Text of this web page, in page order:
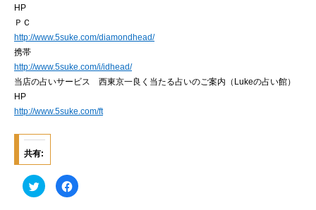
HP
ＰＣ
http://www.5suke.com/diamondhead/
携帯
http://www.5suke.com/i/idhead/
当店の占いサービス 西東京一良く当たる占いのご案内（Lukeの占い館）
HP
http://www.5suke.com/ft
共有:
ク
リ
F
a